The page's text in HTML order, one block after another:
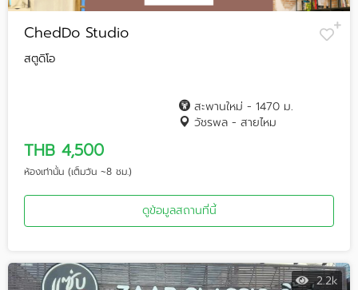
ChedDo Studio
สตูดิโอ
สะพานใหม่ - 1470 ม.
วัชรพล - สายไหม
THB 4,500
ห้องเท่านั้น (เต็มวัน ~8 ชม.)
ดูข้อมูลสถานที่นี้
2.2k